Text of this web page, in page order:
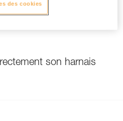
son harnais
des cookies